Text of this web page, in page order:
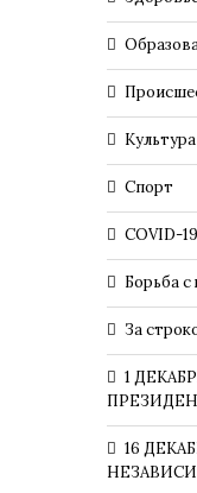
Культура
Спорт
COVID-19
Борьба
За
1
16